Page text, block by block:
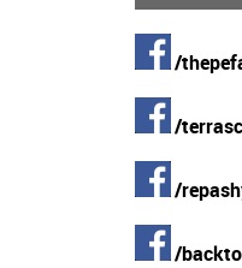
/
/
/
/